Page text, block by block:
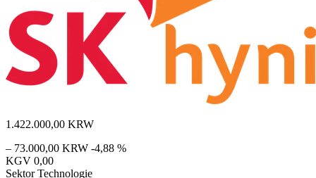
1.422.000,00 KRW
– 73.000,00 KRW -4,88 %
KGV 0,00
Sektor Technologie